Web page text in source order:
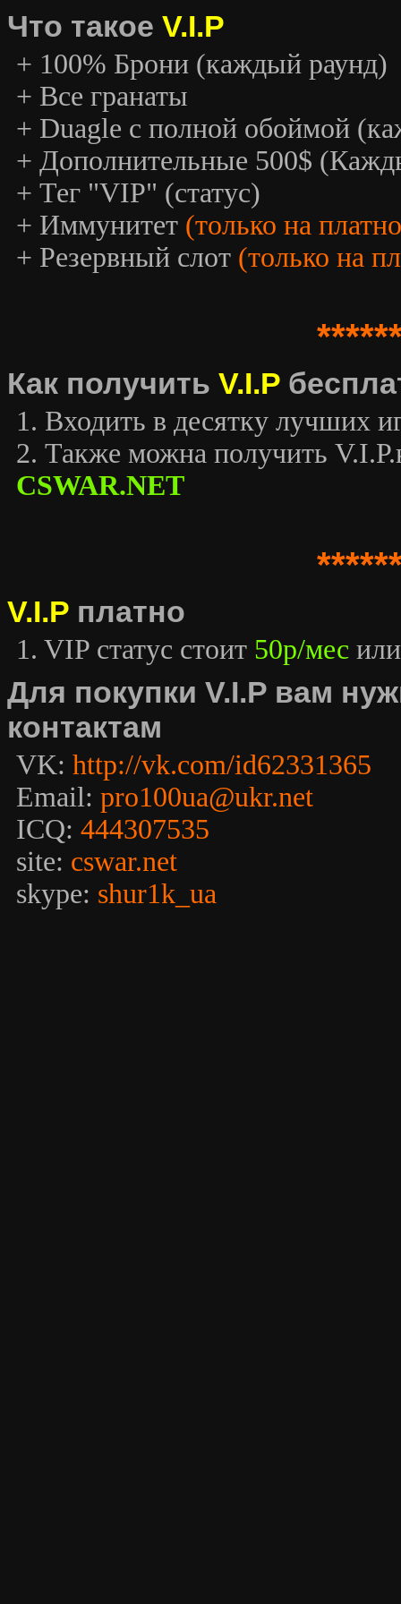
Что такое V.I.P
+ 100% Брони (каждый раунд)
+ Все гранаты
+ Duagle с полной обоймой
+ Дополнительные 500$
+ Тег "VIP" (статус)
+ Иммунитет (только на
+ Резервный слот (только на
Как получить V.I.P
1. Входить в десятку лучших
2. Также можна получить
CSWAR.NET
V.I.P платно
1. VIP статус стоит 50р/мес
Для покупки V.I.P вам
контактам
VK: http://vk.com/id62331365
Email: pro100ua@ukr.net
ICQ: 444307535
site: cswar.net
skype: shur1k_ua